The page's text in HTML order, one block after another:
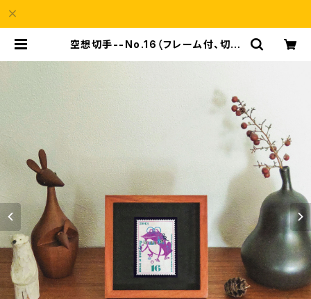
空想切手--No.16（フレーム付、切手